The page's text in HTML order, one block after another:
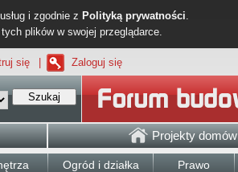
i zgodnie z Polityką prywatności.
plików w swojej przeglądarce.
się Zaloguj się
Szukaj
Projekty domów
Ogród i działka Prawo